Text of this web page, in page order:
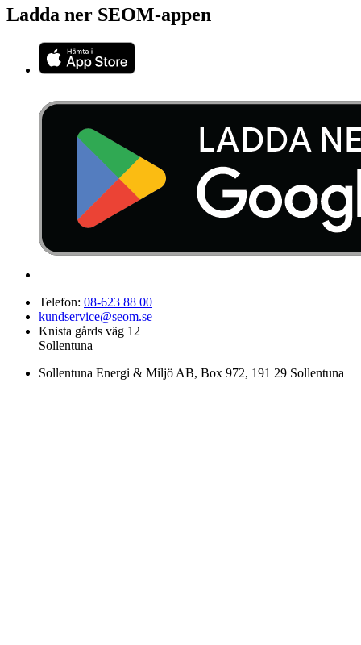
Ladda ner SEOM-appen
Telefon: 08-623 88 00
kundservice@seom.se
Knista gårds väg 12
Sollentuna
Sollentuna Energi & Miljö AB, Box 972, 191 29 Sollentuna